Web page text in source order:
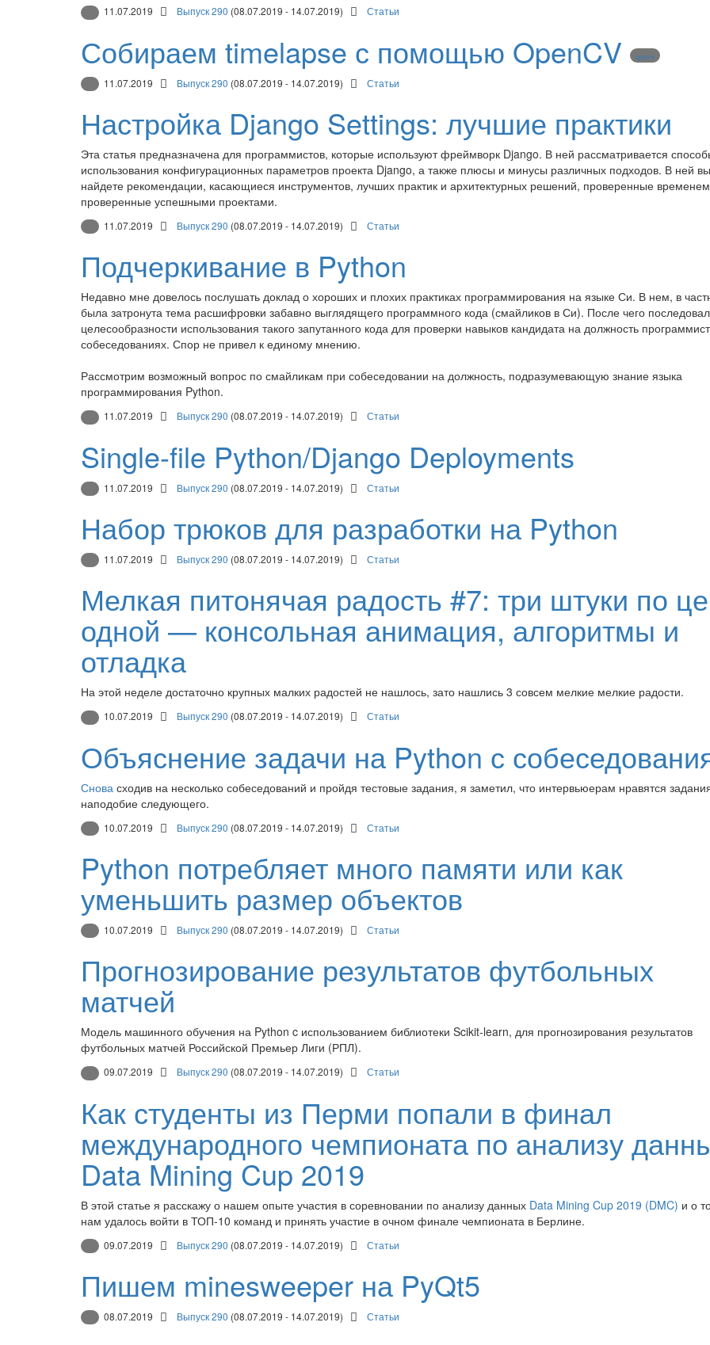
11.07.2019 Выпуск 290 (08.07.2019 - 14.07.2019) Статьи
Собираем timelapse с помощью OpenCV opencv
11.07.2019 Выпуск 290 (08.07.2019 - 14.07.2019) Статьи
Настройка Django Settings: лучшие практики
Эта статья предназначена для программистов, которые используют фреймворк Django. В ней рассматривается
использования конфигурационных параметров проекта Django, а также плюсы и минусы различных подходов. В ней
найдете рекомендации, касающиеся инструментов, лучших практик и архитектурных решений, проверенные
проверенные успешными проектами.
11.07.2019 Выпуск 290 (08.07.2019 - 14.07.2019) Статьи
Подчеркивание в Python
Недавно мне довелось послушать доклад о хороших и плохих практиках программирования на языке Си. В нем, в
была затронута тема расшифровки забавно выглядящего программного кода (смайликов в Си). После чего
целесообразности использования такого запутанного кода для проверки навыков кандидата на должность
собеседованиях. Спор не привел к единому мнению.
Рассмотрим возможный вопрос по смайликам при собеседовании на должность, подразумевающую знание языка
программирования Python.
11.07.2019 Выпуск 290 (08.07.2019 - 14.07.2019) Статьи
Single-file Python/Django Deployments
11.07.2019 Выпуск 290 (08.07.2019 - 14.07.2019) Статьи
Набор трюков для разработки на Python
11.07.2019 Выпуск 290 (08.07.2019 - 14.07.2019) Статьи
Мелкая питонячая радость #7: три штуки по
одной — консольная анимация, алгоритмы и
отладка
На этой неделе достаточно крупных малких радостей не нашлось, зато нашлись 3 совсем мелкие мелкие радости.
10.07.2019 Выпуск 290 (08.07.2019 - 14.07.2019) Статьи
Объяснение задачи на Python с
Снова сходив на несколько собеседований и пройдя тестовые задания, я заметил, что интервьюерам нравятся
наподобие следующего.
10.07.2019 Выпуск 290 (08.07.2019 - 14.07.2019) Статьи
Python потребляет много памяти или как
уменьшить размер объектов
10.07.2019 Выпуск 290 (08.07.2019 - 14.07.2019) Статьи
Прогнозирование результатов футбольных
матчей
Модель машинного обучения на Python c использованием библиотеки Scikit-learn, для прогнозирования результатов
футбольных матчей Российской Премьер Лиги (РПЛ).
09.07.2019 Выпуск 290 (08.07.2019 - 14.07.2019) Статьи
Как студенты из Перми попали в финал
международного чемпионата по анализу
Data Mining Cup 2019
В этой статье я расскажу о нашем опыте участия в соревновании по анализу данных Data Mining Cup 2019 (DMC) и о
нам удалось войти в ТОП-10 команд и принять участие в очном финале чемпионата в Берлине.
09.07.2019 Выпуск 290 (08.07.2019 - 14.07.2019) Статьи
Пишем minesweeper на PyQt5
08.07.2019 Выпуск 290 (08.07.2019 - 14.07.2019) Статьи